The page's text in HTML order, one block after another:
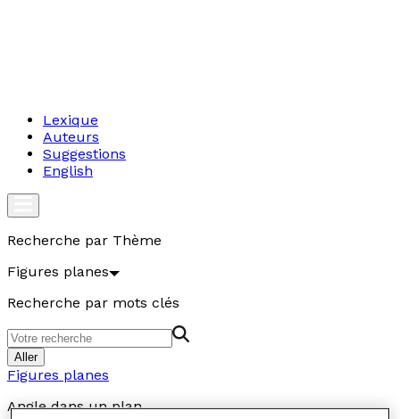
Lexique
Auteurs
Suggestions
English
Recherche par Thème
Figures planes
Recherche par mots clés
Aller
Figures planes
Angle dans un plan